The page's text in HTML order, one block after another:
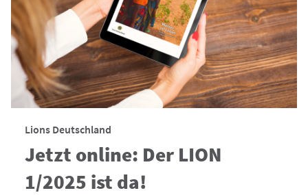
Lions Deutschland
Jetzt online: Der LION
1/2025 ist da!